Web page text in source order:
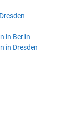
in Berlin
in Dresden